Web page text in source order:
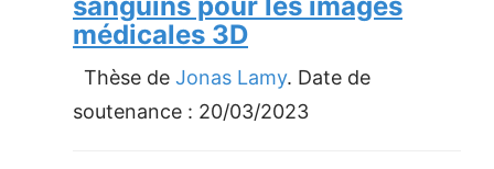
médicales 3D
Thèse de Jonas Lamy. Date de
soutenance : 20/03/2023